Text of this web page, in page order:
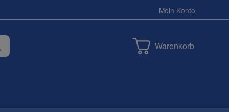
Mein Konto
Warenkorb